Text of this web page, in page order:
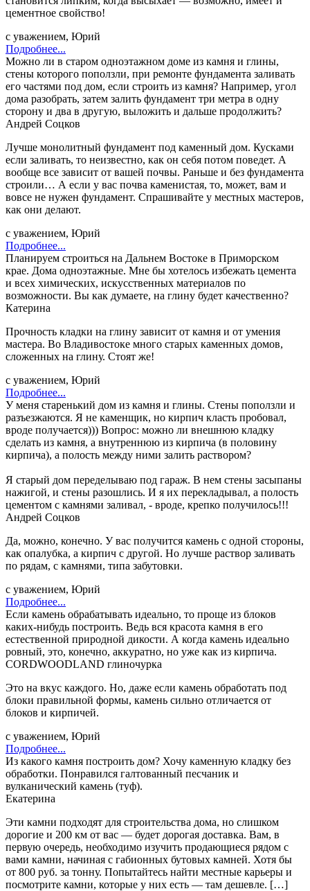
цементное свойство!
с уважением, Юрий
Подробнее...
Можно ли в старом одноэтажном доме из камня и глины,
стены которого поползли, при ремонте фундамента заливать
его частями под дом, если строить из камня? Например, угол
дома разобрать, затем залить фундамент три метра в одну
сторону и два в другую, выложить и дальше продолжить?
Андрей Соцков
Лучше монолитный фундамент под каменный дом. Кусками
если заливать, то неизвестно, как он себя потом поведет. А
вообще все зависит от вашей почвы. Раньше и без фундамента
строили… А если у вас почва каменистая, то, может, вам и
вовсе не нужен фундамент. Спрашивайте у местных мастеров,
как они делают.
с уважением, Юрий
Подробнее...
Планируем строиться на Дальнем Востоке в Приморском
крае. Дома одноэтажные. Мне бы хотелось избежать цемента
и всех химических, искусственных материалов по
возможности. Вы как думаете, на глину будет качественно?
Катерина
Прочность кладки на глину зависит от камня и от умения
мастера. Во Владивостоке много старых каменных домов,
сложенных на глину. Стоят же!
с уважением, Юрий
Подробнее...
У меня старенький дом из камня и глины. Стены поползли и
разъезжаются. Я не каменщик, но кирпич класть пробовал,
вроде получается))) Вопрос: можно ли внешнюю кладку
сделать из камня, а внутреннюю из кирпича (в половину
кирпича), а полость между ними залить раствором?
Я старый дом переделываю под гараж. В нем стены засыпаны
нажигой, и стены разошлись. И я их перекладывал, а полость
цементом с камнями заливал, - вроде, крепко получилось!!!
Андрей Соцков
Да, можно, конечно. У вас получится камень с одной стороны,
как опалубка, а кирпич с другой. Но лучше раствор заливать
по рядам, с камнями, типа забутовки.
с уважением, Юрий
Подробнее...
Если камень обрабатывать идеально, то проще из блоков
каких-нибудь построить. Ведь вся красота камня в его
естественной природной дикости. А когда камень идеально
ровный, это, конечно, аккуратно, но уже как из кирпича.
CORDWOODLAND глиночурка
Это на вкус каждого. Но, даже если камень обработать под
блоки правильной формы, камень сильно отличается от
блоков и кирпичей.
с уважением, Юрий
Подробнее...
Из какого камня построить дом? Хочу каменную кладку без
обработки. Понравился галтованный песчаник и
вулканический камень (туф).
Екатерина
Эти камни подходят для строительства дома, но слишком
дорогие и 200 км от вас — будет дорогая доставка. Вам, в
первую очередь, необходимо изучить продающиеся рядом с
вами камни, начиная с габионных бутовых камней. Хотя бы
от 800 руб. за тонну. Попытайтесь найти местные карьеры и
посмотрите камни, которые у них есть — там дешевле. […]